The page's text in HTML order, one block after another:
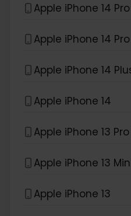
Apple iPhone 14
Apple iPhone 14 Pro
Apple iPhone 14
Apple iPhone 14
Apple iPhone 13
Apple iPhone 13
Apple iPhone 13